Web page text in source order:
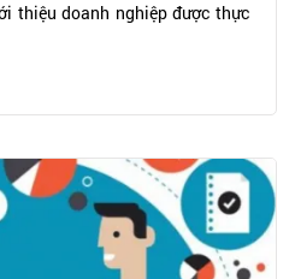
thiệu doanh nghiệp được thực